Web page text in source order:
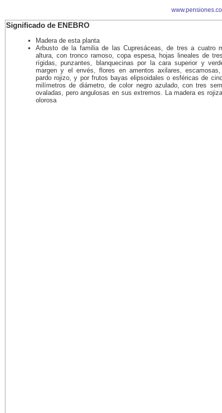
Significado de ENEBRO
Madera de esta planta
Arbusto de la familia de las Cupresáceas, de tres a cuatro
altura, con tronco ramoso, copa espesa, hojas lineales de
rígidas, punzantes, blanquecinas por la cara superior y
margen y el envés, flores en amentos axilares,
pardo rojizo, y por frutos bayas elipsoidales o esféricas de
milímetros de diámetro, de color negro azulado, con tres
ovaladas, pero angulosas en sus extremos. La madera es
olorosa